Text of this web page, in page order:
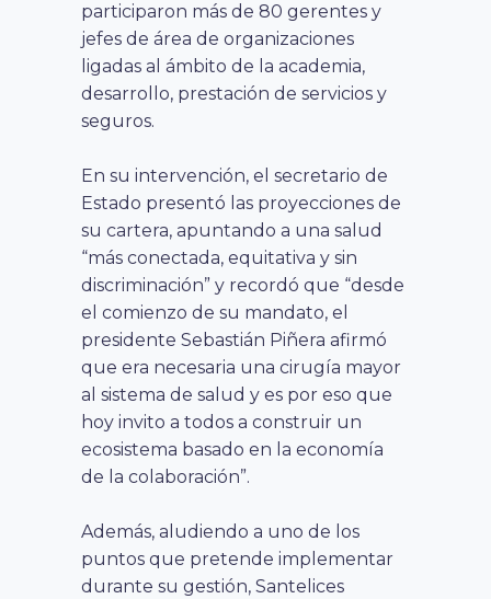
participaron más de 80 gerentes y
jefes de área de organizaciones
ligadas al ámbito de la academia,
desarrollo, prestación de servicios y
seguros.
En su intervención, el secretario de
Estado presentó las proyecciones de
su cartera, apuntando a una salud
“más conectada, equitativa y sin
discriminación” y recordó que “desde
el comienzo de su mandato, el
presidente Sebastián Piñera afirmó
que era necesaria una cirugía mayor
al sistema de salud y es por eso que
hoy invito a todos a construir un
ecosistema basado en la economía
de la colaboración”.
Además, aludiendo a uno de los
puntos que pretende implementar
durante su gestión, Santelices